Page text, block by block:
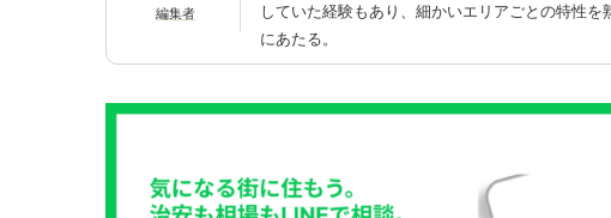
編集者
していた経験もあり、細かいエリアごとの特性
にあたる。